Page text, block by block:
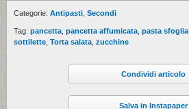
Categorie: Antipasti Secondi
Tag: pancetta pancetta affumicata pasta sfoglia
sottilette Torta salata zucchine
Condividi articolo
Salva in Instapaper